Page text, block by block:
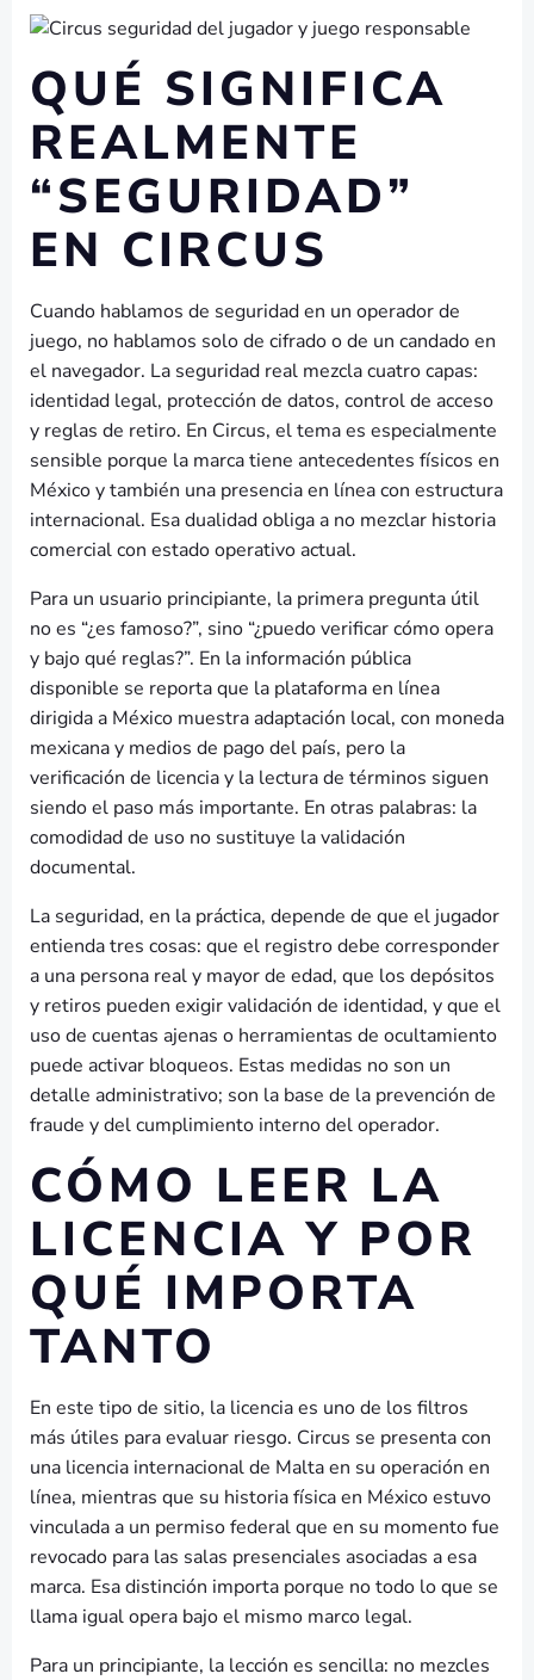
QUÉ SIGNIFICA
REALMENTE
“SEGURIDAD”
EN CIRCUS
Cuando hablamos de seguridad en un operador de
juego, no hablamos solo de cifrado o de un candado en
el navegador. La seguridad real mezcla cuatro capas:
identidad legal, protección de datos, control de acceso
y reglas de retiro. En Circus, el tema es especialmente
sensible porque la marca tiene antecedentes físicos en
México y también una presencia en línea con estructura
internacional. Esa dualidad obliga a no mezclar historia
comercial con estado operativo actual.
Para un usuario principiante, la primera pregunta útil
no es “¿es famoso?”, sino “¿puedo verificar cómo opera
y bajo qué reglas?”. En la información pública
disponible se reporta que la plataforma en línea
dirigida a México muestra adaptación local, con moneda
mexicana y medios de pago del país, pero la
verificación de licencia y la lectura de términos siguen
siendo el paso más importante. En otras palabras: la
comodidad de uso no sustituye la validación
documental.
La seguridad, en la práctica, depende de que el jugador
entienda tres cosas: que el registro debe corresponder
a una persona real y mayor de edad, que los depósitos
y retiros pueden exigir validación de identidad, y que el
uso de cuentas ajenas o herramientas de ocultamiento
puede activar bloqueos. Estas medidas no son un
detalle administrativo; son la base de la prevención de
fraude y del cumplimiento interno del operador.
CÓMO LEER LA
LICENCIA Y POR
QUÉ IMPORTA
TANTO
En este tipo de sitio, la licencia es uno de los filtros
más útiles para evaluar riesgo. Circus se presenta con
una licencia internacional de Malta en su operación en
línea, mientras que su historia física en México estuvo
vinculada a un permiso federal que en su momento fue
revocado para las salas presenciales asociadas a esa
marca. Esa distinción importa porque no todo lo que se
llama igual opera bajo el mismo marco legal.
Para un principiante, la lección es sencilla: no mezcles